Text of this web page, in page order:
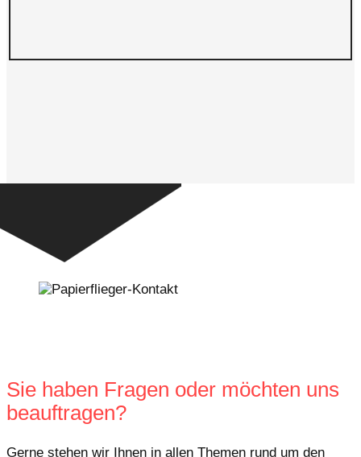
Sie haben Fragen oder möchten uns
beauftragen?
Gerne stehen wir Ihnen in allen Themen rund um den